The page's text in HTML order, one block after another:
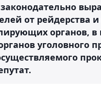
от рейдерства
органов,
уголовного